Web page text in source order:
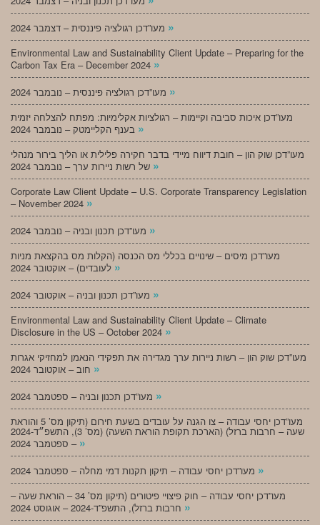
»
Environmental Law and Sustainability Client Update – Preparing for the
Carbon Tax Era – December 2024 »
»
מעו”דכן איכות סביבה וקיימות – רגולציות אקלימיות: מפתח להצלחה יזמית
»
מעו”דכן שוק הון – חובת דיווח מיידי בדבר חקירה פלילית או הליך בירור מנהלי
»
Corporate Law Client Update – U.S. Corporate Transparency Legislation
– November 2024 »
»
מעו”דכן מיסים – שינויים בכללי מס הכנסה (הקלות מס בהקצאת מניות
»
»
Environmental Law and Sustainability Client Update – Climate
Disclosure in the US – October 2024 »
מעו”דכן שוק הון – רשות ניירות ערך מגדירה את תפקידי הנאמן למחזיקי אגרות
»
»
מעו”דכן יחסי עבודה – צו הגנה על עובדים בשעת חירום (תיקון מס’ 5 והוראת
שעה – חרבות ברזל) (הארכת תקופת הוראת השעה) (מס’ 3), התשפ״ד-2024
– ספטמבר 2024 »
»
מעו”דכן יחסי עבודה – חוק פיצויי פיטורים (תיקון מס’ 34 – הוראת שעה –
»